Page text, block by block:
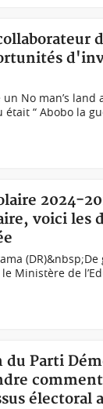
No man’s
“ Abobo la
2024-
voici les
Ministère de
Parti
électoral